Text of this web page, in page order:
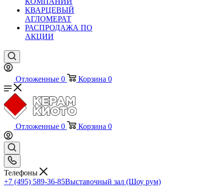
КВАРЦЕВЫЙ
АГЛОМЕРАТ
РАСПРОДАЖА ПО
АКЦИИ
Отложенные 0 Корзина 0
Отложенные 0 Корзина 0
Телефоны
+7 (495) 589-36-85Выставочный зал (Шоу рум)